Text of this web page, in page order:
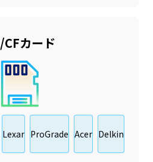
/CFカード
Lexar ProGrade Acer Delkin